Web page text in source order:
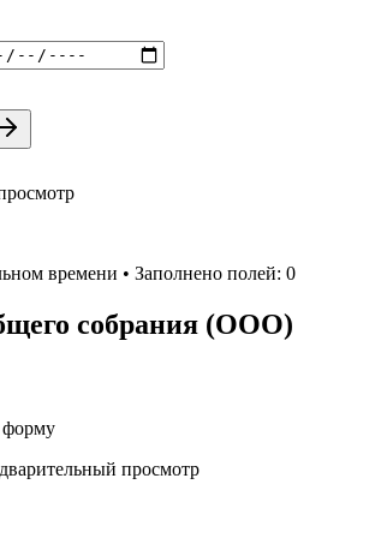
времени • Заполнено полей: 0
собрания (ООО)
форму
просмотр